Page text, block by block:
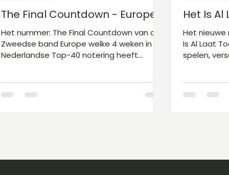
The Final Countdown - Europe
Het nummer: The Final Countdown van de
Zweedse band Europe welke 4 weken in de
Nederlandse Top-40 notering heeft
vibrato's. De begeleidingspartij bestaat
voornamelijk uit powerchords!
Het Is
Het nieuwe
Is Al Laat
spelen,
worden